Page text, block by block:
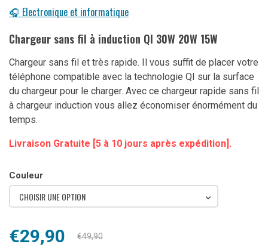
🎧 Electronique et informatique
Chargeur sans fil à induction QI 30W 20W 15W
Chargeur sans fil et très rapide. Il vous suffit de placer votre
téléphone compatible avec la technologie QI sur la surface
du chargeur pour le charger. Avec ce chargeur rapide sans fil
à chargeur induction vous allez économiser énormément du
temps.
Livraison Gratuite [5 à 10 jours après expédition].
Couleur
CHOISIR UNE OPTION
€49,90
Le
€29,90
Le